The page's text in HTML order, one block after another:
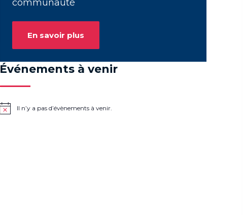
communauté
En savoir plus
Événements à venir
Notice Il n’y a pas d’évènements à venir.